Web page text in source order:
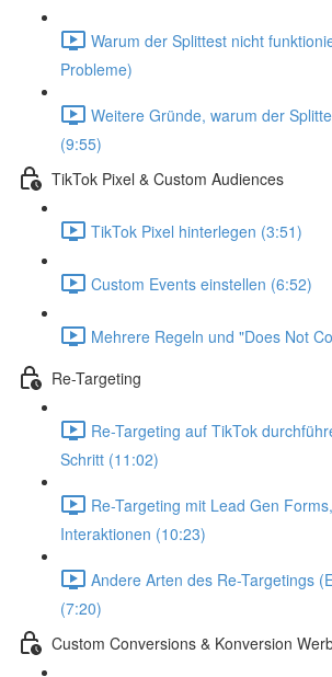
Warum der Splittest nicht
Probleme)
Weitere Gründe, warum der
(9:55)
TikTok Pixel & Custom Audiences
TikTok Pixel hinterlegen (3:51)
Custom Events einstellen (6:52)
Mehrere Regeln und "Does Not
Re-Targeting
Re-Targeting auf TikTok
Schritt (11:02)
Re-Targeting mit Lead Gen
Interaktionen (10:23)
Andere Arten des Re-Targetings
(7:20)
Custom Conversions & Konversion